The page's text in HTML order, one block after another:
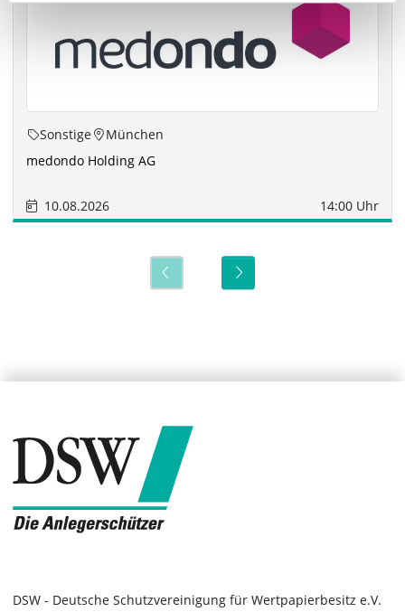
Sonstige
München
medondo Holding AG
10.08.2026 14:00 Uhr
DSW - Deutsche Schutzvereinigung für Wertpapierbesitz e.V.